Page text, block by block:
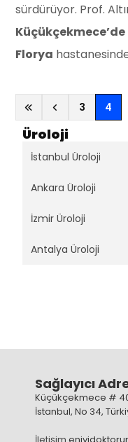
Üroloji
İstanbul Üroloji
Ankara Üroloji
İzmir Üroloji
Antalya Üroloji
sürdürüyor. Prof.
Küçükçekmece’de
Florya
3 4
Sağlayıcı
Küçükçekmece #
İstanbul, No 34,